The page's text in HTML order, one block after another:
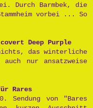
Durch Barmbek, die
vorbei ... So
Deep Purple
das winterliche
nur ansatzweise
Rares
Sendung von "Bares